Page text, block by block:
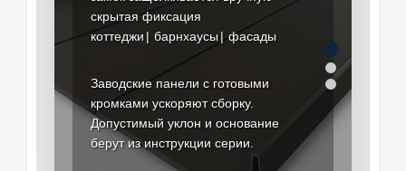
скрытая фиксация
коттеджи
барнхаусы фасады
Заводские панели с готовыми
кромками ускоряют сборку.
Допустимый уклон и основание
берут из инструкции серии.
для ответственных узлов
малые уклоны
сложные скаты
реконструкция
Герметичное решение для
ответственных узлов. Нужны
подготовленные картины, кляммеры
и инструмент.
раскрой по проекту
нестандартные карты
доборные элементы
ремонтные вставки
Полоса стали для изготовления
нестандартных картин и доборов в
цехе или на объекте.